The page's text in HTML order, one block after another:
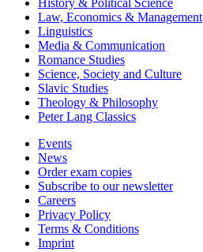
History & Political Science
Law, Economics & Management
Linguistics
Media & Communication
Romance Studies
Science, Society and Culture
Slavic Studies
Theology & Philosophy
Peter Lang Classics
Events
News
Order exam copies
Subscribe to our newsletter
Careers
Privacy Policy
Terms & Conditions
Imprint